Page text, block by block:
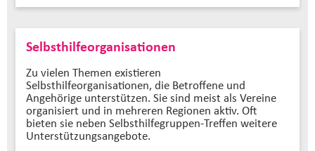
Selbsthilfeorganisationen
Zu vielen Themen existieren
Selbsthilfeorganisationen, die Betroffene und
Angehörige unterstützen. Sie sind meist als Vereine
organisiert und in mehreren Regionen aktiv. Oft
bieten sie neben Selbsthilfegruppen-Treffen weitere
Unterstützungsangebote.